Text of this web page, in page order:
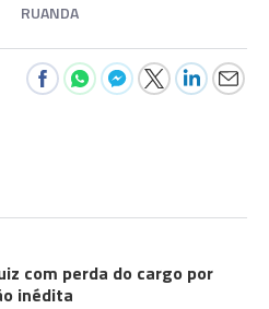
RUANDA
com perda do cargo por
inédita